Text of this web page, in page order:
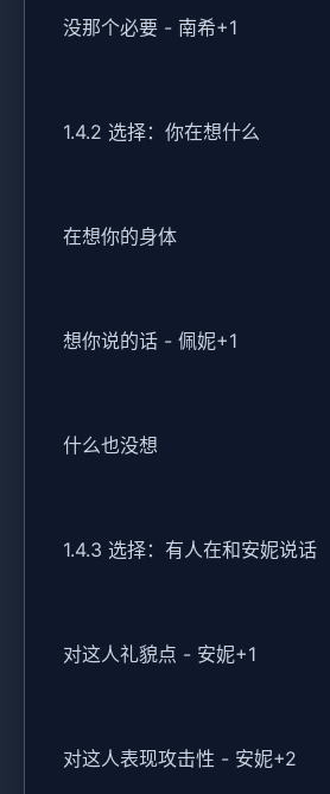
没那个必要 - 南希+1
1.4.2 选择：你在想什么
在想你的身体
想你说的话 - 佩妮+1
什么也没想
1.4.3 选择：有人在和安妮说话
对这人礼貌点 - 安妮+1
对这人表现攻击性 - 安妮+2